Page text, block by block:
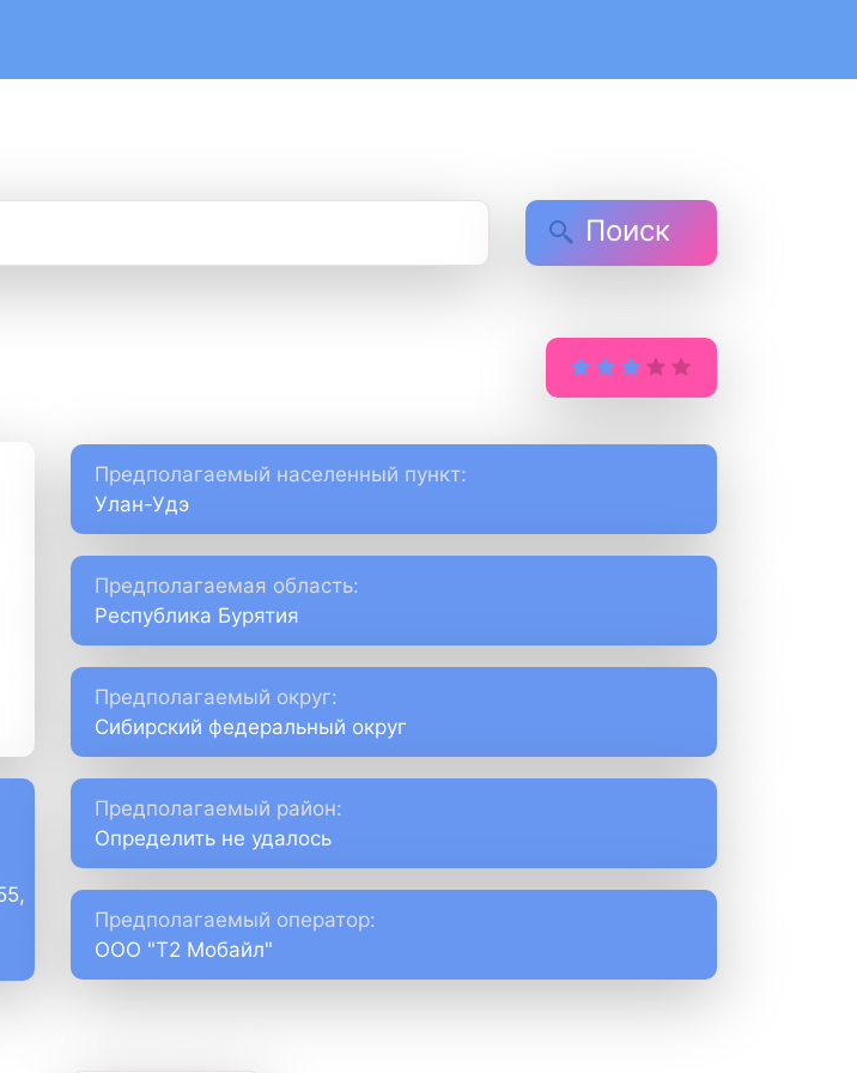
Поиск
Предполагаемый населенный пункт:
Улан-Удэ
Предполагаемая область:
Республика Бурятия
Предполагаемый округ:
Сибирский федеральный округ
Предполагаемый район:
Определить не удалось
Предполагаемый оператор:
ООО "Т2 Мобайл"